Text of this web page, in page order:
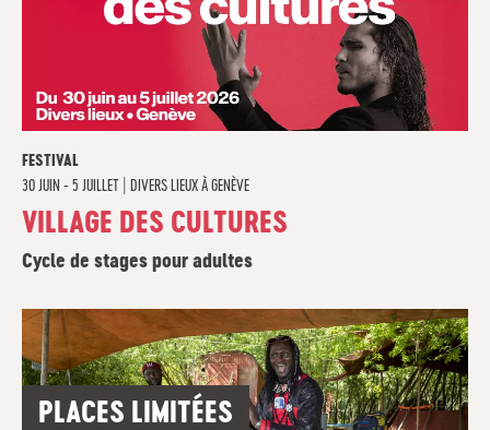
FESTIVAL
30 JUIN - 5 JUILLET
DIVERS LIEUX À GENÈVE
VILLAGE DES CULTURES
Cycle de stages pour adultes
PLACES LIMITÉES